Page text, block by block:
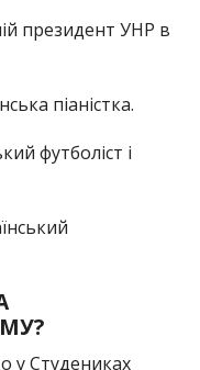
президент УНР в
піаністка.
футболіст і
у Студениках